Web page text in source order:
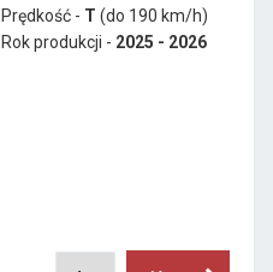
Prędkość - T (do 190 km/h)
Rok produkcji - 2025 - 2026